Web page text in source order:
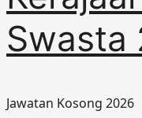
Swasta
Jawatan Kosong 2026